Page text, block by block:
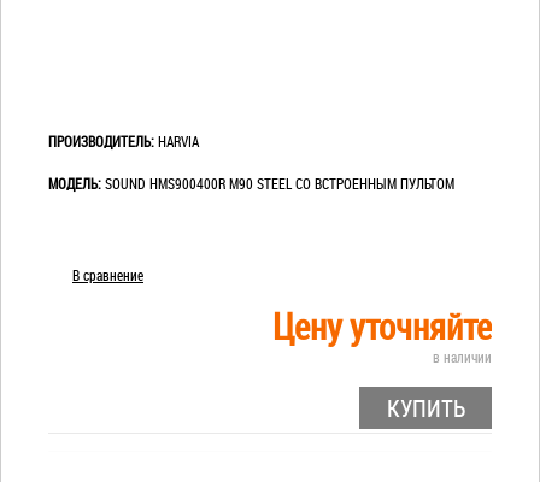
ПРОИЗВОДИТЕЛЬ: HARVIA
МОДЕЛЬ: SOUND HMS900400R M90 STEEL СО ВСТРОЕННЫМ ПУЛЬТОМ
В сравнение
Цену уточняйте
в наличии
КУПИТЬ